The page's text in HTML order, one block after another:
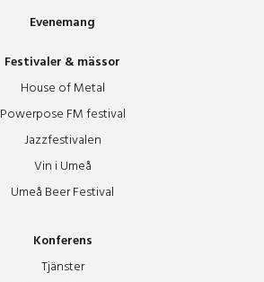
Evenemang
Festivaler & mässor
House of Metal
Powerpose FM festival
Jazzfestivalen
Vin i Umeå
Umeå Beer Festival
Konferens
Tjänster